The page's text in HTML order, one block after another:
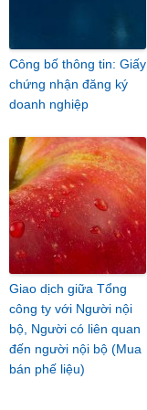
Công bố thông tin: Giấy
chứng nhận đăng ký
doanh nghiệp
Giao dịch giữa Tổng
công ty với Người nội
bộ, Người có liên quan
đến người nội bộ (Mua
bán phế liệu)